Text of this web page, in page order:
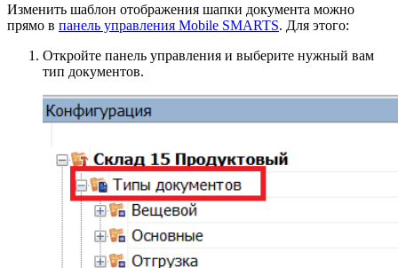
Изменить шаблон отображения шапки документа можно
прямо в панель управления Mobile SMARTS. Для этого:
Откройте панель управления и выберите нужный вам
тип документов.